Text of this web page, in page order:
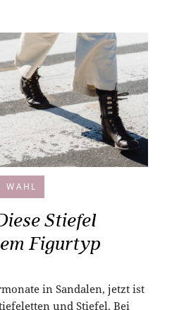
WAHL
Stiefel
Figurtyp
in Sandalen, jetzt ist
und Stiefel. Bei